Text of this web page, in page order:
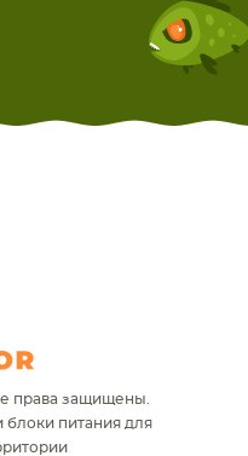
права защищены.
блоки питания для